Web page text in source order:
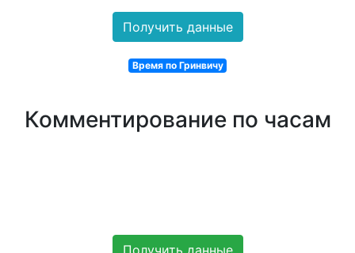
Получить данные
Время по Гринвичу
Получить данные
Комментирование по часам